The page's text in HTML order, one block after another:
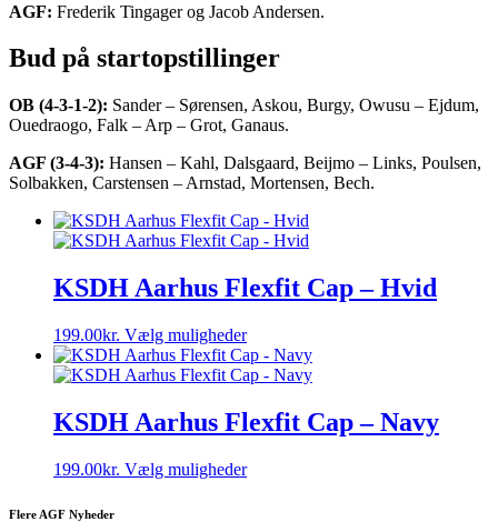
AGF: Frederik Tingager og Jacob Andersen.
Bud på startopstillinger
OB (4-3-1-2): Sander – Sørensen, Askou, Burgy, Owusu – Ejdum,
Ouedraogo, Falk – Arp – Grot, Ganaus.
AGF (3-4-3): Hansen – Kahl, Dalsgaard, Beijmo – Links, Poulsen,
Solbakken, Carstensen – Arnstad, Mortensen, Bech.
KSDH Aarhus Flexfit Cap – Hvid
199.00kr. Vælg mulighederDette
vare
har
varianter.
Mulighederne
vælges
KSDH Aarhus Flexfit Cap – Navy
199.00kr. Vælg mulighederDette
Flere AGF Nyheder